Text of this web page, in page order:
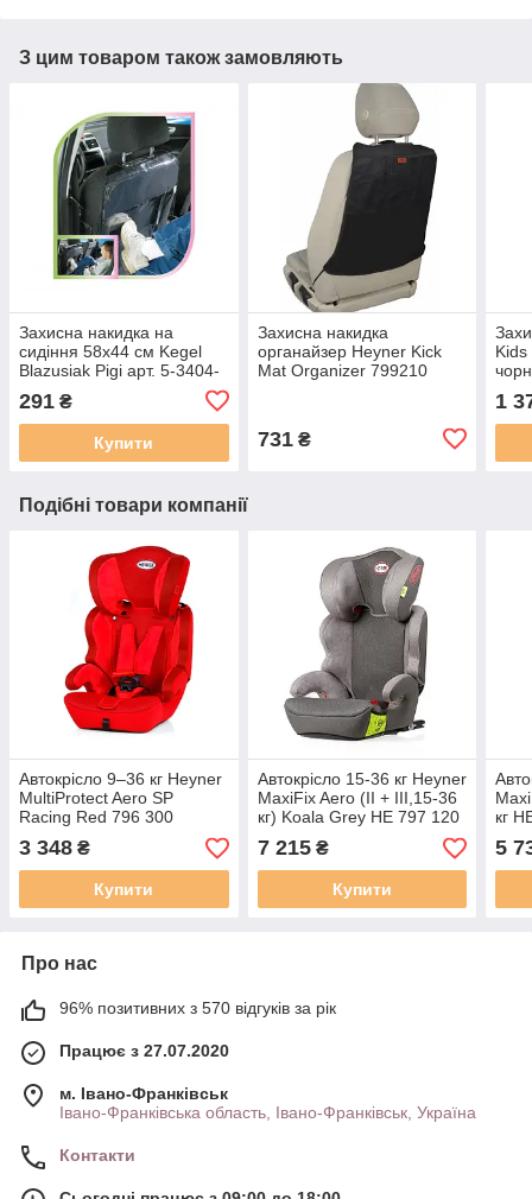
З цим товаром також замовляють
Захисна накидка на
сидіння 58x44 см Kegel
Blazusiak Pigi арт. 5-3404-
291 ₴
Купити
Захисна накидка
органайзер Heyner Kick
Mat Organizer 799210
731₴
1
Подібні товари компанії
Автокрісло 9–36 кг Heyner
MultiProtect Aero SP
Racing Red 796 300
3 348 ₴
Купити
Автокрісло 15-36 кг Heyner
MaxiFix Aero (II + III,15-36
кг) Koala Grey HE 797 120
7 215₴
Купити
кг
5
Про нас
96% позитивних з 570 відгуків за рік
Працює з 27.07.2020
м. Івано-Франківськ
Івано-Франківська область, Івано-Франківськ, Україна
Контакти